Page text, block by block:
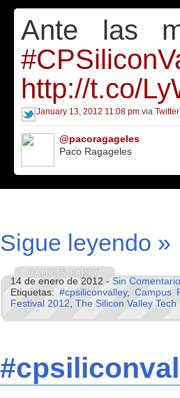
Ante las
http://t.co/
January 13, 2012 11:08 pm via
@pacoragageles
Paco Ragageles
Sigue leyendo »
14 de enero de 2012 - Sin
Etiquetas: #cpsiliconvalley, Campus
Festival 2012 The Silicon Valley Tech